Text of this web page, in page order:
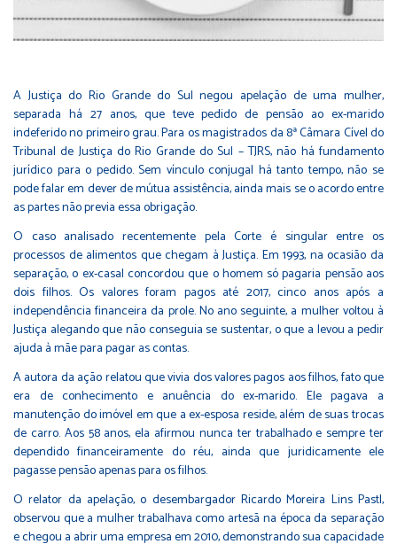
A Justiça do Rio Grande do Sul negou apelação de uma mulher,
separada há 27 anos, que teve pedido de pensão ao ex-marido
indeferido no primeiro grau. Para os magistrados da 8ª Câmara Cível do
Tribunal de Justiça do Rio Grande do Sul – TJRS, não há fundamento
jurídico para o pedido. Sem vínculo conjugal há tanto tempo, não se
pode falar em dever de mútua assistência, ainda mais se o acordo entre
as partes não previa essa obrigação.
O caso analisado recentemente pela Corte é singular entre os
processos de alimentos que chegam à Justiça. Em 1993, na ocasião da
separação, o ex-casal concordou que o homem só pagaria pensão aos
dois filhos. Os valores foram pagos até 2017, cinco anos após a
independência financeira da prole. No ano seguinte, a mulher voltou à
Justiça alegando que não conseguia se sustentar, o que a levou a pedir
ajuda à mãe para pagar as contas.
A autora da ação relatou que vivia dos valores pagos aos filhos, fato que
era de conhecimento e anuência do ex-marido. Ele pagava a
manutenção do imóvel em que a ex-esposa reside, além de suas trocas
de carro. Aos 58 anos, ela afirmou nunca ter trabalhado e sempre ter
dependido financeiramente do réu, ainda que juridicamente ele
pagasse pensão apenas para os filhos.
O relator da apelação, o desembargador Ricardo Moreira Lins Pastl,
observou que a mulher trabalhava como artesã na época da separação
e chegou a abrir uma empresa em 2010, demonstrando sua capacidade